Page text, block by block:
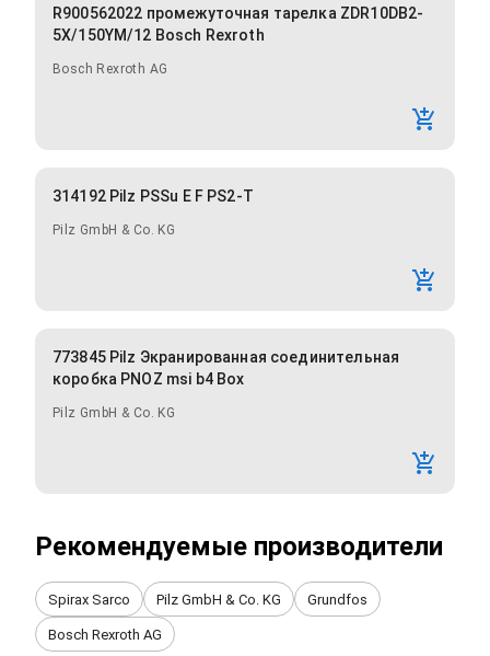
R900562022 промежуточная тарелка ZDR10DB2-
5X/150YM/12 Bosch Rexroth
Bosch Rexroth AG
314192 Pilz PSSu E F PS2-T
Pilz GmbH & Co. KG
773845 Pilz Экранированная соединительная
коробка PNOZ msi b4 Box
Pilz GmbH & Co. KG
Рекомендуемые производители
Spirax Sarco Pilz GmbH & Co. KG Grundfos
Bosch Rexroth AG